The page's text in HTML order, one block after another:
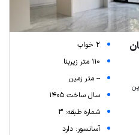
2 خواب
110 متر زیربنا
-- متر زمین
سال ساخت 1405
شماره طبقه: 3
آسانسور: دارد